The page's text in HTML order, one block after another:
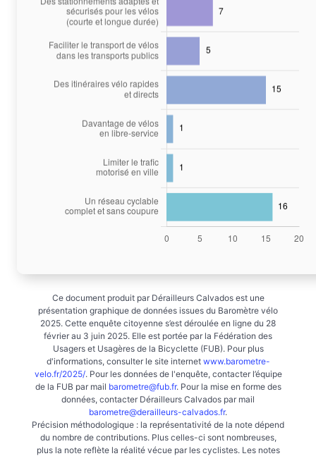
Ce document produit par Dérailleurs Calvados est une
présentation graphique de données issues du Baromètre vélo
2025. Cette enquête citoyenne s’est déroulée en ligne du 28
février au 3 juin 2025. Elle est portée par la Fédération des
Usagers et Usagères de la Bicyclette (FUB). Pour plus
d'informations, consulter le site internet www.barometre-
velo.fr/2025/. Pour les données de l'enquête, contacter l’équipe
de la FUB par mail barometre@fub.fr. Pour la mise en forme des
données, contacter Dérailleurs Calvados par mail
barometre@derailleurs-calvados.fr.
Précision méthodologique : la représentativité de la note dépend
du nombre de contributions. Plus celles-ci sont nombreuses,
plus la note reflète la réalité vécue par les cyclistes. Les notes